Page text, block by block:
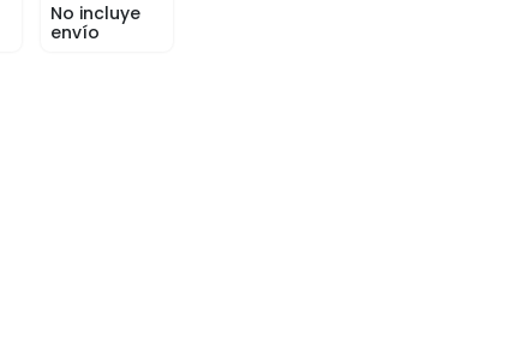
No incluye
envío